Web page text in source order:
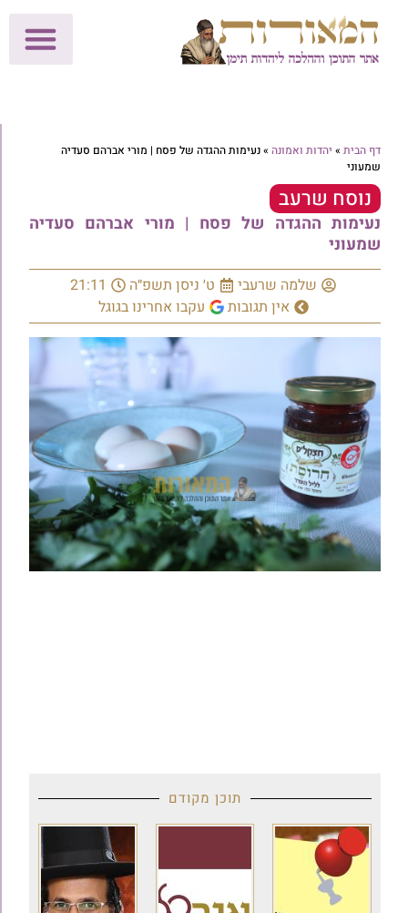
דף הבית » יהדות ואמונה »נעימות ההגדה של פסח | מורי אברהם סעדיה
שמעוני
נוסח שרעב
נעימות ההגדה של פסח | מורי אברהם סעדיה
שמעוני
שלמה שרעבי ט׳ ניסן תשפ״ה
21:11
אין תגובות
עקבו אחרינו בגוגל
תוכן מקודם